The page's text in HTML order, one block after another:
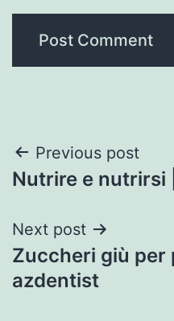
Post
navigation
Previous post
Nutrire e nutrirsi
Next post
Zuccheri giù per
azdentist